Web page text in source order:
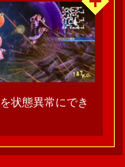
状態異常にでき